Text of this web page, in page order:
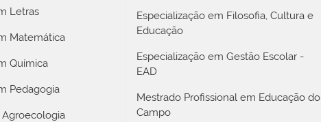
Letras
Matemática
Química
Pedagogia
Especialização em Filosofia, Cultura e
Educação
Especialização em Gestão Escolar -
EAD
Mestrado Profissional em Educação do
Campo